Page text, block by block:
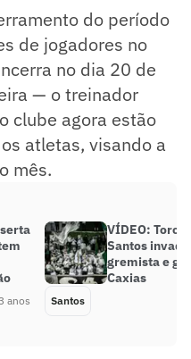
do período
de jogadores no
no dia 20 de
— o treinador
clube agora estão
atletas, visando a
mês.
anos
VÍDEO:
Santos
gremista e
Caxias
Santos